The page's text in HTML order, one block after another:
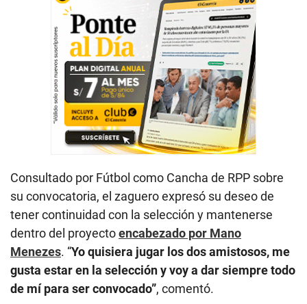
Consultado por Fútbol como Cancha de RPP sobre
su convocatoria, el zaguero expresó su deseo de
tener continuidad con la selección y mantenerse
dentro del proyectoencabezado por Mano
Menezes. “Yo quisiera jugar los dos amistosos, me
gusta estar en la selección y voy a dar siempre todo
de mí para ser convocado”, comentó.